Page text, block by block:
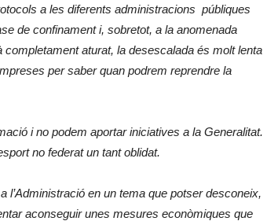
a les diferents administracions públiques
de confinament i, sobretot, a la anomenada
aturat, la desescalada és molt lenta
per saber quan podrem reprendre la
i no podem aportar iniciatives a la Generalitat.
no federat un tant oblidat.
l’Administració en un tema que potser desconeix,
aconseguir unes mesures econòmiques que